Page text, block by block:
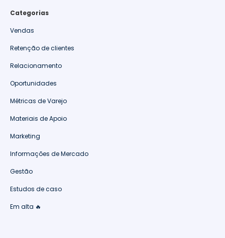
Categorias
Vendas
Retenção de clientes
Relacionamento
Oportunidades
Métricas de Varejo
Materiais de Apoio
Marketing
Informações de Mercado
Gestão
Estudos de caso
Em alta 🔥